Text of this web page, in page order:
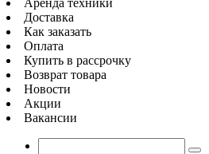
Аренда техники
Доставка
Как заказать
Оплата
Купить в рассрочку
Возврат товара
Новости
Акции
Вакансии